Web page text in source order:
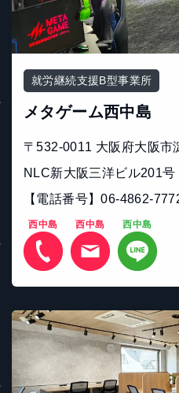
就労継続支援B型事業所
メタゲーム西中島
〒532-0011 大阪府大阪市
NLC新大阪三洋ビル201号
【電話番号】06-4862-
西中島 西中島 西中島